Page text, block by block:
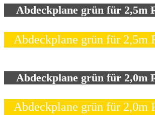
Abdeckplane grün für 2,5m
Abdeckplane grün für 2,5m
Abdeckplane grün für 2,0m
Abdeckplane grün für 2,0m